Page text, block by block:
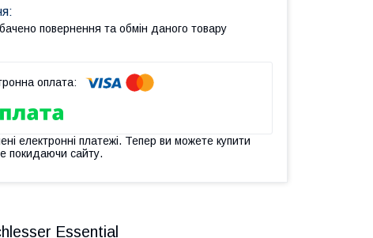
повернення та обмін даного товару
електронні платежі. Тепер ви можете купити
покидаючи сайту.
Essential